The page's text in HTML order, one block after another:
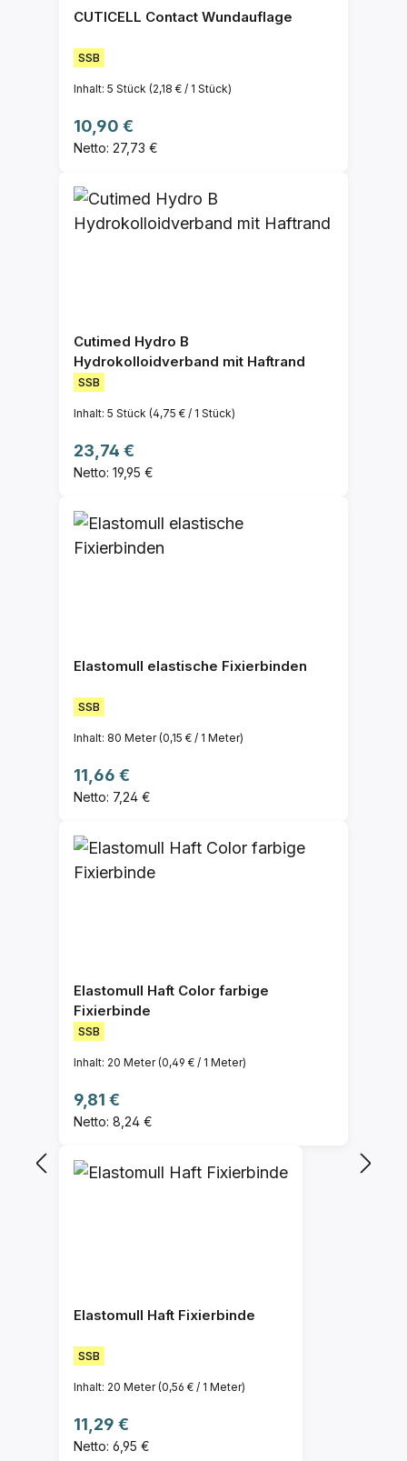
CUTICELL Contact Wundauflage
SSB
Inhalt: 5 Stück (2,18 € / 1 Stück)
Regulärer Preis:
10,90 €
Netto: 27,73 €
Cutimed Hydro B
Hydrokolloidverband mit Haftrand
SSB
Inhalt: 5 Stück (4,75 € / 1 Stück)
Regulärer Preis:
23,74 €
Netto: 19,95 €
Elastomull elastische Fixierbinden
SSB
Inhalt: 80 Meter(0,15 € / 1 Meter)
Regulärer Preis:
11,66 €
Netto: 7,24 €
Elastomull Haft Color farbige
Fixierbinde
SSB
Inhalt: 20 Meter(0,49 € / 1 Meter)
Regulärer Preis:
9,81 €
Netto: 8,24 €
Elastomull Haft Fixierbinde
SSB
Inhalt: 20 Meter(0,56 € / 1 Meter)
Regulärer Preis:
11,29 €
Netto: 6,95 €